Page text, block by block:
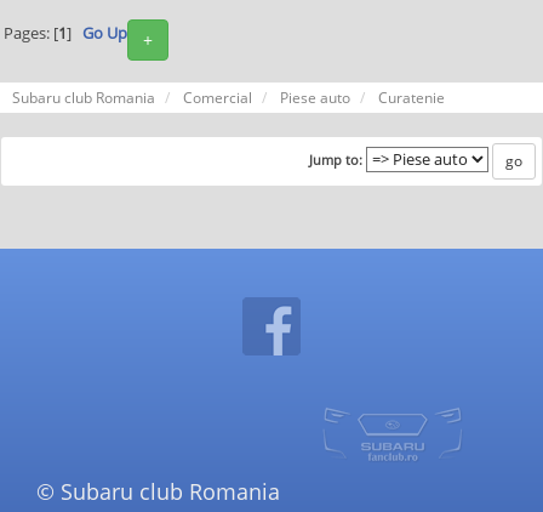
+
Pages: [1] Go Up
Subaru club Romania Comercial Piese auto Curatenie
Jump to:
© Subaru club Romania